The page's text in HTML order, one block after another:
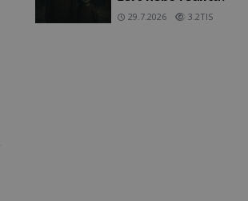
29.7.2026 3.2TIS